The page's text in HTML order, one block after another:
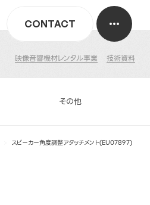
映像音響機材レンタル事業 技術資料
CONTACT
その他
スピーカー角度調整アタッチメント(EU07897)